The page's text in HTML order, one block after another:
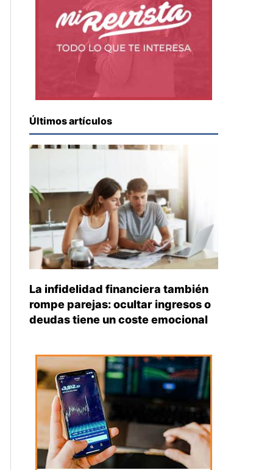
Últimos artículos
La infidelidad financiera también
rompe parejas: ocultar ingresos o
deudas tiene un coste emocional